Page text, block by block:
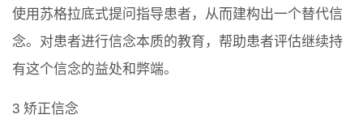
使用苏格拉底式提问指导患者，从而建构出一个替代信
念。对患者进行信念本质的教育，帮助患者评估继续持
有这个信念的益处和弊端。
3 矫正信念